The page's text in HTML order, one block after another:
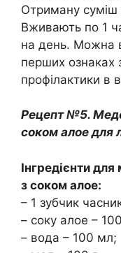
Отриману
Вживають по 1
на день. Можна
перших ознаках
профілактики в
Рецепт №5.
соком алое для
Інгредієнти
з соком алое:
– 1 зубчик
– соку алое –
– вода – 100 мл;